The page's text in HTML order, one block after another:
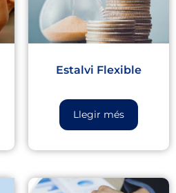
Estalvi Flexible
Llegir més